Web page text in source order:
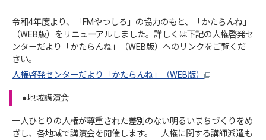
令和4年度より、「FMやつしろ」の協力のもと、「かたらんね」
（WEB版）をリニューアルしました。詳しくは下記の人権啓発セ
ンターだより「かたらんね」（WEB版）へのリンクをご覧くだ
さい。
人権啓発センターだより「かたらんね」（WEB版）
●地域講演会
一人ひとりの人権が尊重された差別のない明るいまちづくりをめ
ざし、各地域で講演会を開催します。 人権に関する講師派遣も